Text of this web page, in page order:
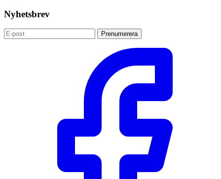
Nyhetsbrev
Prenumerera